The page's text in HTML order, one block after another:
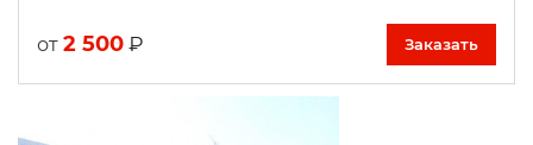
от 2 500 ₽ Заказать